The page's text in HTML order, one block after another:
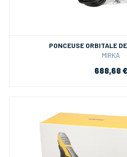
PONCEUSE ORBITALE
MIRKA
688,68 €